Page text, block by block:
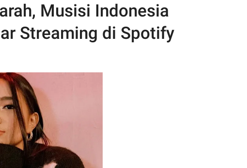
Musisi Indonesia
Streaming di Spotify